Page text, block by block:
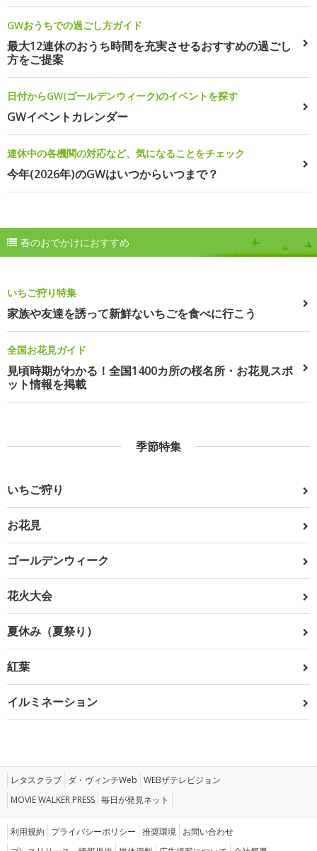
GWおうちでの過ごし方ガイド
最大12連休のおうち時間を充実させるおすすめの過ごし
方をご提案
日付からGW(ゴールデンウィーク)のイベントを探す
GWイベントカレンダー
連休中の各機関の対応など、気になることをチェック
今年(2026年)のGWはいつからいつまで？
春のおでかけにおすすめ
いちご狩り特集
家族や友達を誘って新鮮ないちごを食べに行こう
全国お花見ガイド
見頃時期がわかる！全国1400カ所の桜名所・お花見スポ
ット情報を掲載
季節特集
いちご狩り
お花見
ゴールデンウィーク
花火大会
夏休み（夏祭り）
紅葉
イルミネーション
レタスクラブ ダ・ヴィンチWeb WEBザテレビジョン
MOVIE WALKER PRESS 毎日が発見ネット
利用規約 プライバシーポリシー 推奨環境 お問い合わせ